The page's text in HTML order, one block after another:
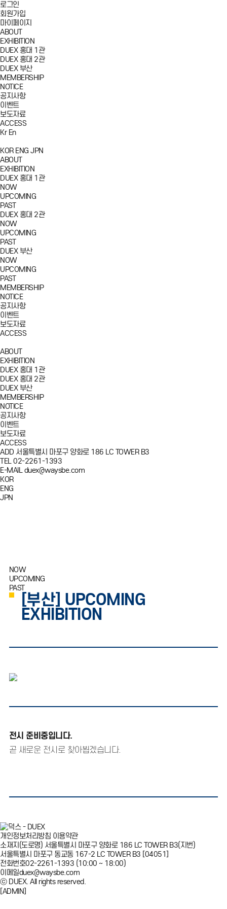
로그인
회원가입
마이페이지
ABOUT
EXHIBITION
DUEX 홍대 1관
DUEX 홍대 2관
DUEX 부산
MEMBERSHIP
NOTICE
공지사항
이벤트
보도자료
ACCESS
Kr En
KOR ENG JPN
ABOUT
EXHIBITION
DUEX 홍대 1관
NOW
UPCOMING
PAST
DUEX 홍대 2관
NOW
UPCOMING
PAST
DUEX 부산
NOW
UPCOMING
PAST
MEMBERSHIP
NOTICE
공지사항
이벤트
보도자료
ACCESS
ABOUT
EXHIBITION
DUEX 홍대 1관
DUEX 홍대 2관
DUEX 부산
MEMBERSHIP
NOTICE
공지사항
이벤트
보도자료
ACCESS
ADD 서울특별시 마포구 양화로 186 LC TOWER B3
TEL02-2261-1393
E-MAIL duex@waysbe.com
KOR
ENG
JPN
NOW
UPCOMING
PAST
[부산] UPCOMING
EXHIBITION
전시 준비중입니다.
곧 새로운 전시로 찾아뵙겠습니다.
개인정보처리방침 이용약관
소재지(도로명) 서울특별시 마포구 양화로 186 LC TOWER B3(지번)
서울특별시 마포구 동교동 167-2 LC TOWER B3 [04051]
전화번호02-2261-1393 (10:00 ~ 18:00)
이메일duex@waysbe.com
ⓒ DUEX. All rights reserved.
[ADMIN]